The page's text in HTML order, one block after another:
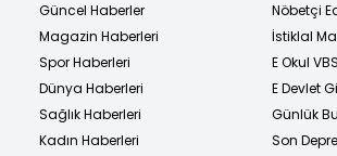
Güncel Haberler
Magazin Haberleri
Spor Haberleri
Dünya Haberleri
Sağlık Haberleri
Kadın Haberleri
Nöbetçi
İstiklal
E Okul VBS
E Devlet
Günlük
Son